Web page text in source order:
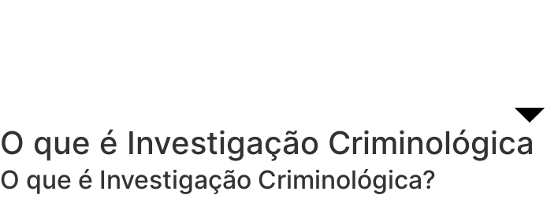
O que é Investigação Criminológica
O que é Investigação Criminológica?